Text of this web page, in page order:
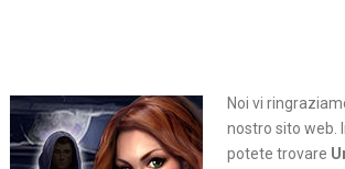
Noi vi
nostro sito web.
potete trovare